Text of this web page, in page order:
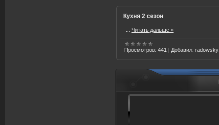
Кухня 2 сезон
Читать дальше »
Просмотров: 441 | Добавил: